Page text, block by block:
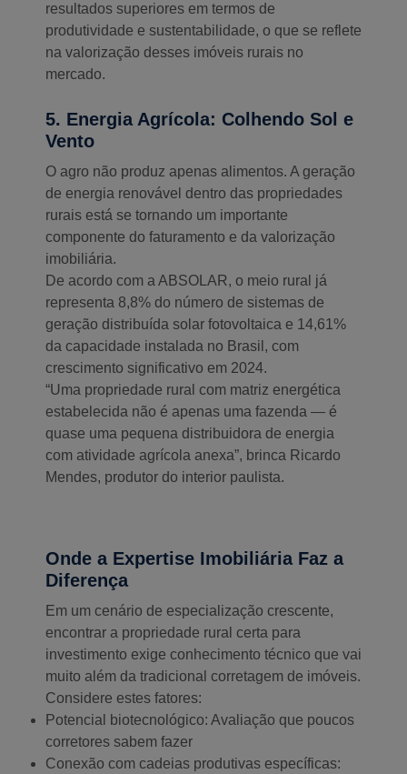
resultados superiores em termos de
produtividade e sustentabilidade, o que se reflete
na valorização desses imóveis rurais no
mercado.
5. Energia Agrícola: Colhendo Sol e
Vento
O agro não produz apenas alimentos. A geração
de energia renovável dentro das propriedades
rurais está se tornando um importante
componente do faturamento e da valorização
imobiliária.
De acordo com a ABSOLAR, o meio rural já
representa 8,8% do número de sistemas de
geração distribuída solar fotovoltaica e 14,61%
da capacidade instalada no Brasil, com
crescimento significativo em 2024.
“Uma propriedade rural com matriz energética
estabelecida não é apenas uma fazenda — é
quase uma pequena distribuidora de energia
com atividade agrícola anexa”, brinca Ricardo
Mendes, produtor do interior paulista.
Onde a Expertise Imobiliária Faz a
Diferença
Em um cenário de especialização crescente,
encontrar a propriedade rural certa para
investimento exige conhecimento técnico que vai
muito além da tradicional corretagem de imóveis.
Considere estes fatores:
Potencial biotecnológico: Avaliação que poucos
corretores sabem fazer
Conexão com cadeias produtivas específicas: